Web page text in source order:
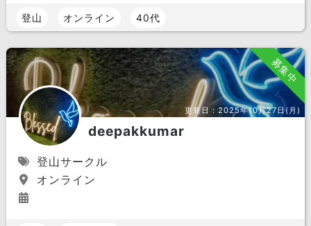
登山 オンライン 40代
募集中
更新日：2025年10月27日(月)
deepakkumar
登山サークル
オンライン